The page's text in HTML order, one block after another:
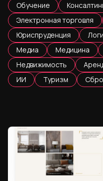
Обучение
Электронная торговля
Юриспруденция
Медиа
Медицина
Недвижимость
ИИ
Туризм